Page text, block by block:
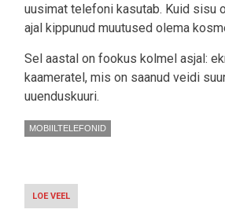
uusimat telefoni kasutab. Kuid sisu
ajal kippunud muutused olema
Sel aastal on fookus kolmel asjal:
kaameratel, mis on saanud veidi
uuenduskuuri.
MOBIILTELEFONID
LOE VEEL
APPLE